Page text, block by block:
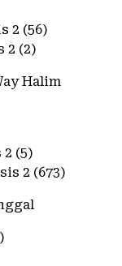
2 (56)
2 (2)
Halim
(5)
2 (673)